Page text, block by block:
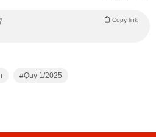
Copy link
Quý 1/2025